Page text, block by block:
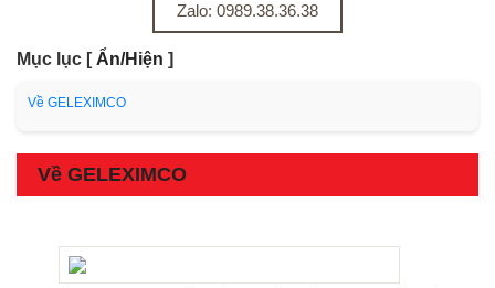
Zalo: 0989.38.36.38
Mục lục [ Ẩn/Hiện ]
Về GELEXIMCO
Về GELEXIMCO